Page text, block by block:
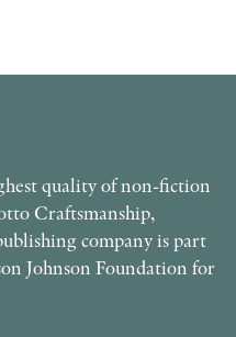
quality of non-fiction
Craftsmanship,
company is part
Johnson Foundation for